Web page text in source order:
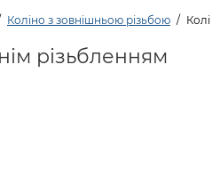
Коліно з зовнішньою різьбою
різьбленням